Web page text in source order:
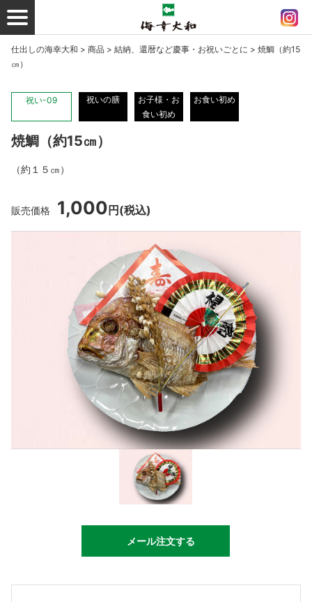
仕出しの海幸大和 > 商品 > 結納、還暦など慶事・お祝いごとに > 焼鯛（約15
㎝）
祝い-09 祝いの膳
お子様・お
食い初め
お食い初め
焼鯛（約15㎝）
（約１５㎝）
販売価格 1,000 円 (税込)
メール注文する